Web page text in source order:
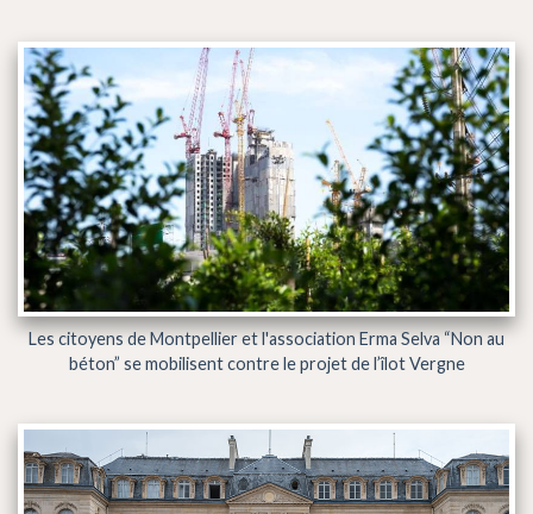
Les citoyens de Montpellier et l'association Erma Selva “Non au
béton” se mobilisent contre le projet de l’îlot Vergne